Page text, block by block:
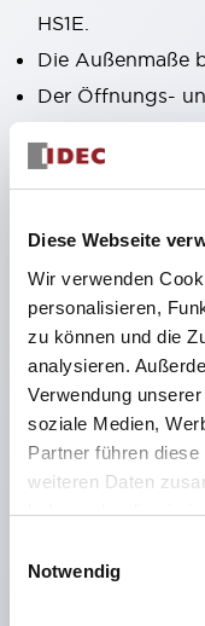
Diese Webseite
Wir verwenden
personalisieren,
zu können und die
analysieren.
Verwendung
soziale Medien,
Partner führen
weiteren Daten
haben oder die sie
Notwendig
HS1E.
Die Außenmaße
Der Öffnungs-
werden, um
Durch die
wurde der
was eine
Vergleich zum
Untersuchung)
manuellem
Anzeigeleuchte
Mit dem
entriegelt werden.